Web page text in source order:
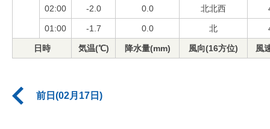
02:00 -2.0 0.0 北北西
01:00 -1.7 0.0 北
日時 気温(℃) 降水量(mm) 風向(16方位) 風
前日(02月17日)